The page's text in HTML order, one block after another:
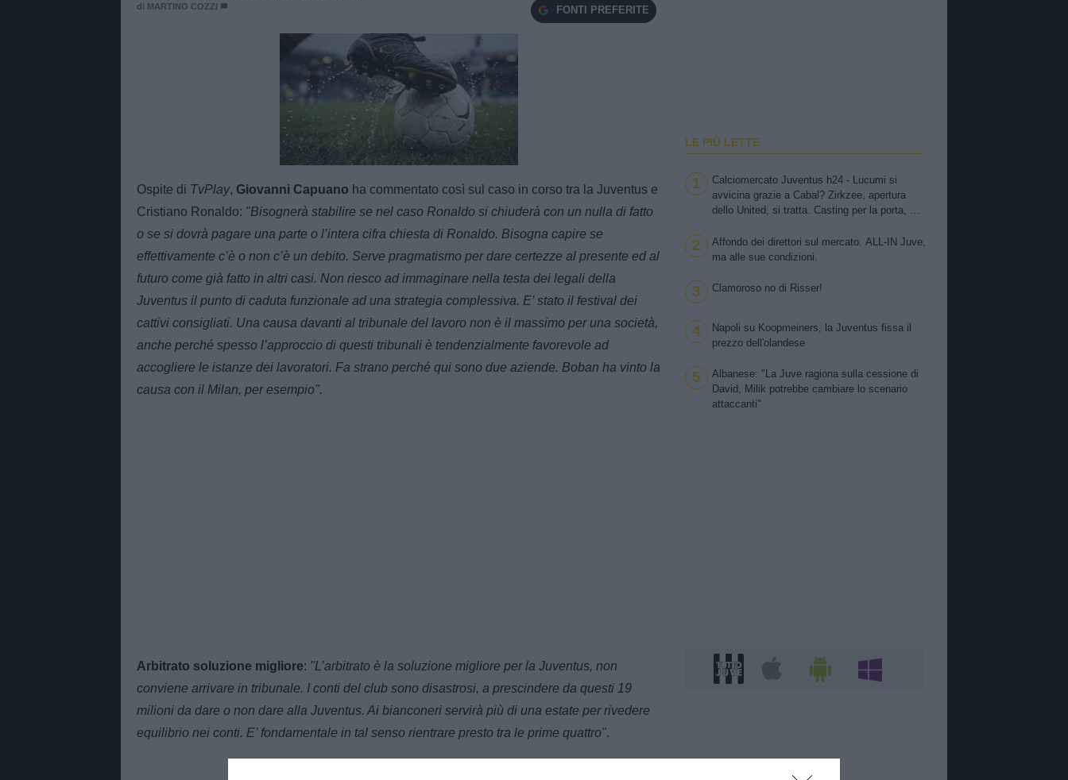
di MARTINO COZZI FONTI PREFERITE
Unmute
Loaded
100.00%
Ospite di TvPlay, Giovanni Capuano ha commentato così sul caso in corso tra la Juventus e
Cristiano Ronaldo: "Bisognerà stabilire se nel caso Ronaldo si chiuderà con un nulla di fatto
o se si dovrà pagare una parte o l’intera cifra chiesta di Ronaldo. Bisogna capire se
effettivamente c’è o non c’è un debito. Serve pragmatismo per dare certezze al presente ed al
futuro come già fatto in altri casi. Non riesco ad immaginare nella testa dei legali della
Juventus il punto di caduta funzionale ad una strategia complessiva. E’ stato il festival dei
cattivi consigliati. Una causa davanti al tribunale del lavoro non è il massimo per una società,
anche perché spesso l’approccio di questi tribunali è tendenzialmente favorevole ad
accogliere le istanze dei lavoratori. Fa strano perché qui sono due aziende. Boban ha vinto la
causa con il Milan, per esempio".
Arbitrato soluzione migliore: "L’arbitrato è la soluzione migliore per la Juventus, non
conviene arrivare in tribunale. I conti del club sono disastrosi, a prescindere da questi 19
milioni da dare o non dare alla Juventus. Ai bianconeri servirà più di una estate per rivedere
equilibrio nei conti. E’ fondamentale in tal senso rientrare presto tra le prime quattro".
LE PIÙ LETTE
1
Calciomercato Juventus h24 - Lucumi si
avvicina grazie a Cabal? Zirkzee, apertura
dello United, si tratta. Casting per la porta, ma
2
Affondo dei direttori sul mercato. ALL-IN Juve,
ma alle sue condizioni.
3 Clamoroso no di Risser!
4
Napoli su Koopmeiners, la Juventus fissa il
prezzo dell'olandese
5
Albanese: "La Juve ragiona sulla cessione di
David, Milik potrebbe cambiare lo scenario
attaccanti"